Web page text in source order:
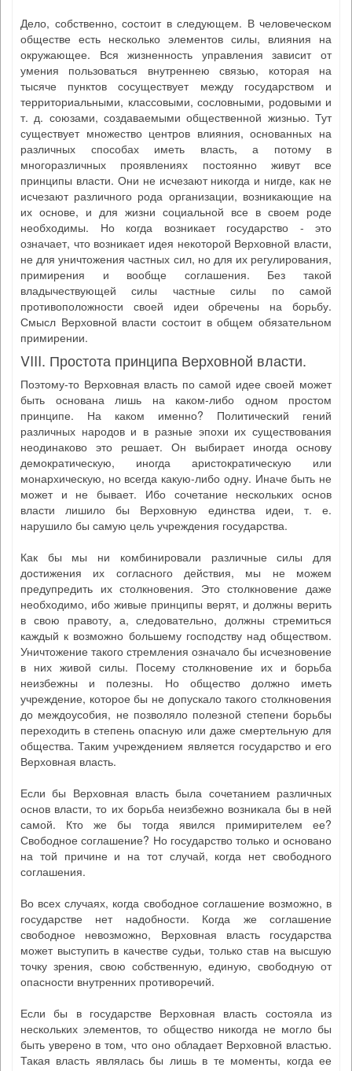
Дело, собственно, состоит в следующем. В человеческом
обществе есть несколько элементов силы, влияния на
окружающее. Вся жизненность управления зависит от
умения пользоваться внутреннею связью, которая на
тысяче пунктов сосуществует между государством и
территориальными, классовыми, сословными, родовыми и
т. д. союзами, создаваемыми общественной жизнью. Тут
существует множество центров влияния, основанных на
различных способах иметь власть, а потому в
многоразличных проявлениях постоянно живут все
принципы власти. Они не исчезают никогда и нигде, как не
исчезают различного рода организации, возникающие на
их основе, и для жизни социальной все в своем роде
необходимы. Но когда возникает государство - это
означает, что возникает идея некоторой Верховной власти,
не для уничтожения частных сил, но для их регулирования,
примирения и вообще соглашения. Без такой
владычествующей силы частные силы по самой
противоположности своей идеи обречены на борьбу.
Смысл Верховной власти состоит в общем обязательном
примирении.
VIII. Простота принципа Верховной власти.
Поэтому-то Верховная власть по самой идее своей может
быть основана лишь на каком-либо одном простом
принципе. На каком именно? Политический гений
различных народов и в разные эпохи их существования
неодинаково это решает. Он выбирает иногда основу
демократическую, иногда аристократическую или
монархическую, но всегда какую-либо одну. Иначе быть не
может и не бывает. Ибо сочетание нескольких основ
власти лишило бы Верховную единства идеи, т. е.
нарушило бы самую цель учреждения государства.
Как бы мы ни комбинировали различные силы для
достижения их согласного действия, мы не можем
предупредить их столкновения. Это столкновение даже
необходимо, ибо живые принципы верят, и должны верить
в свою правоту, а, следовательно, должны стремиться
каждый к возможно большему господству над обществом.
Уничтожение такого стремления означало бы исчезновение
в них живой силы. Посему столкновение их и борьба
неизбежны и полезны. Но общество должно иметь
учреждение, которое бы не допускало такого столкновения
до междоусобия, не позволяло полезной степени борьбы
переходить в степень опасную или даже смертельную для
общества. Таким учреждением является государство и его
Верховная власть.
Если бы Верховная власть была сочетанием различных
основ власти, то их борьба неизбежно возникала бы в ней
самой. Кто же бы тогда явился примирителем ее?
Свободное соглашение? Но государство только и основано
на той причине и на тот случай, когда нет свободного
соглашения.
Во всех случаях, когда свободное соглашение возможно, в
государстве нет надобности. Когда же соглашение
свободное невозможно, Верховная власть государства
может выступить в качестве судьи, только став на высшую
точку зрения, свою собственную, единую, свободную от
опасности внутренних противоречий.
Если бы в государстве Верховная власть состояла из
нескольких элементов, то общество никогда не могло бы
быть уверено в том, что оно обладает Верховной властью.
Такая власть являлась бы лишь в те моменты, когда ее